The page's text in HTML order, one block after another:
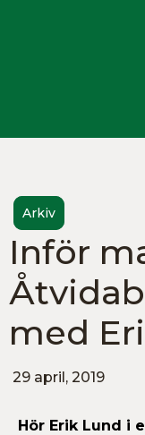
Arkiv
Inför
med
29 april, 2019
Hör Erik Lund i